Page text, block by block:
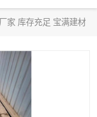
家 库存充足 宝满建材
路沿石